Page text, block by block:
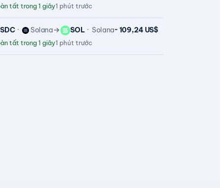
tất trong 1 giây1 phút trước
Solana SOL Solana~ 109,24 US$
tất trong 1 giây1 phút trước